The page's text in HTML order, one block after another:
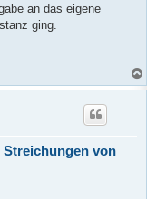
an das eigene
ging.
von